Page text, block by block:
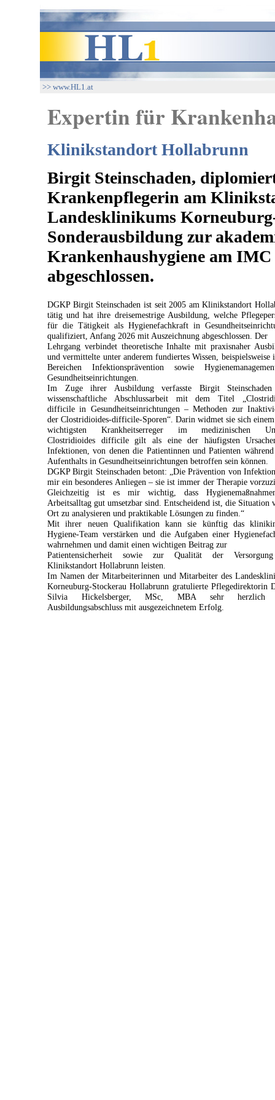
>> www.HL1.at
Expertin für
Klinikstandort Hollabrunn
Birgit Steinschaden,
Krankenpflegerin am
Landesklinikums
Sonderausbildung zur
Krankenhaushygiene am
abgeschlossen.
DGKP Birgit Steinschaden ist seit 2005 am Klinikstandort
tätig und hat ihre dreisemestrige Ausbildung, welche
für die Tätigkeit als Hygienefachkraft in
qualifiziert, Anfang 2026 mit Auszeichnung abgeschlossen. Der
Lehrgang verbindet theoretische Inhalte mit praxisnaher
und vermittelte unter anderem fundiertes Wissen, beispielsweise
Bereichen Infektionsprävention sowie
Gesundheitseinrichtungen.
Im Zuge ihrer Ausbildung verfasste Birgit
wissenschaftliche Abschlussarbeit mit dem Titel
difficile in Gesundheitseinrichtungen – Methoden zur
der Clostridioides-difficile-Sporen“. Darin widmet sie sich
wichtigsten Krankheitserreger im medizinischen
Clostridioides difficile gilt als eine der häufigsten
Infektionen, von denen die Patientinnen und Patienten während
Aufenthalts in Gesundheitseinrichtungen betroffen sein können.
DGKP Birgit Steinschaden betont: „Die Prävention von
mir ein besonderes Anliegen – sie ist immer der Therapie
Gleichzeitig ist es mir wichtig, dass
Arbeitsalltag gut umsetzbar sind. Entscheidend ist, die Situation
Ort zu analysieren und praktikable Lösungen zu finden.“
Mit ihrer neuen Qualifikation kann sie künftig das
Hygiene-Team verstärken und die Aufgaben einer
wahrnehmen und damit einen wichtigen Beitrag zur
Patientensicherheit sowie zur Qualität der
Klinikstandort Hollabrunn leisten.
Im Namen der Mitarbeiterinnen und Mitarbeiter des
Korneuburg-Stockerau Hollabrunn gratulierte Pflegedirektorin
Silvia Hickelsberger, MSc, MBA sehr herzlich
Ausbildungsabschluss mit ausgezeichnetem Erfolg.